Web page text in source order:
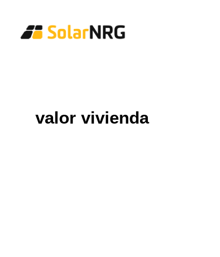
Colectivos
Empresas
Equipo
Nuestros Socios
valor vivienda